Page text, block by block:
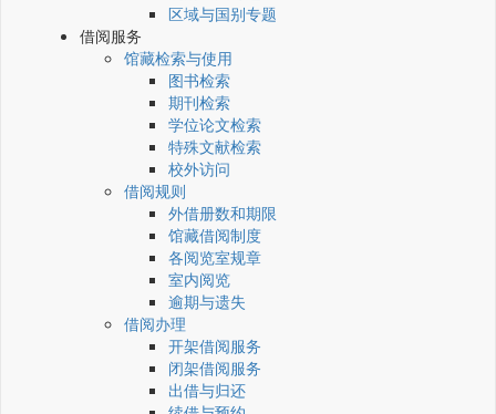
区域与国别专题
借阅服务
馆藏检索与使用
图书检索
期刊检索
学位论文检索
特殊文献检索
校外访问
借阅规则
外借册数和期限
馆藏借阅制度
各阅览室规章
室内阅览
逾期与遗失
借阅办理
开架借阅服务
闭架借阅服务
出借与归还